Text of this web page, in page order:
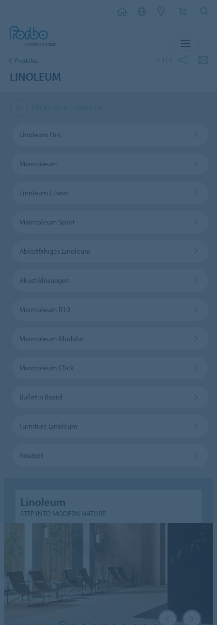
Produkte
LINOLEUM
Linoleum Uni
Marmoleum
Linoleum Linear
Marmoleum Sport
Ableitfähiges Linoleum
Akustiklösungen
Marmoleum R10
Marmoleum Modular
Marmoleum Click
Bulletin Board
Furniture Linoleum
Aquajet
Linoleum
STEP INTO MODERN NATURE